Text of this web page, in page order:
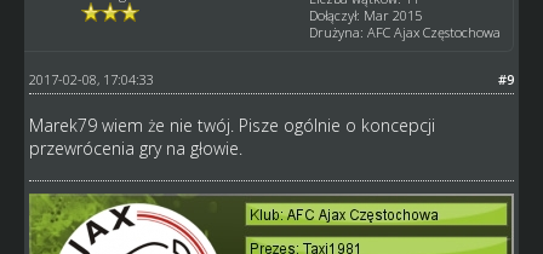
Dołączył: Mar 2015
Drużyna: AFC Ajax Częstochowa
#9
2017-02-08, 17:04:33
Marek79 wiem że nie twój. Pisze ogólnie o koncepcji
przewrócenia gry na głowie.